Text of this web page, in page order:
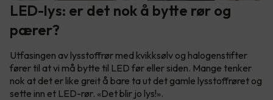
LED-lys: er det nok å bytte rør og
pærer?
Utfasingen av lysstoffrør med kvikksølv og halogenstifter
fører til at vi må bytte til LED før eller siden. Mange tenker
nok at det er like greit å bare ta ut det gamle lysstoffrøret og
sette inn et LED-rør. «Det blir jo lys!».